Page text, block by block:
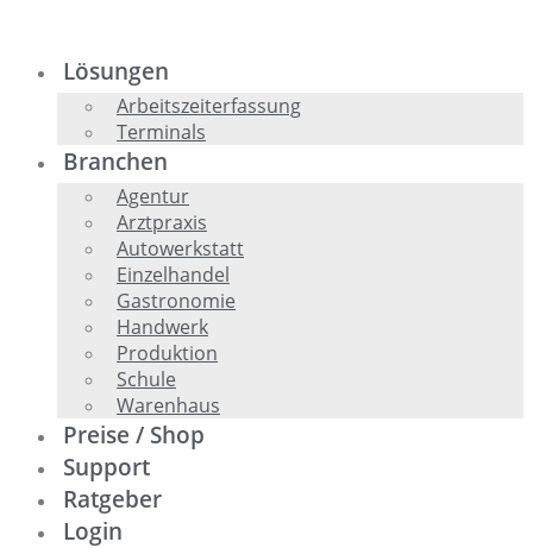
springenLösungen
Arbeitszeiterfassung
Terminals
Branchen
Agentur
Arztpraxis
Autowerkstatt
Einzelhandel
Gastronomie
Handwerk
Produktion
Schule
Warenhaus
Preise / Shop
Support
Ratgeber
Login